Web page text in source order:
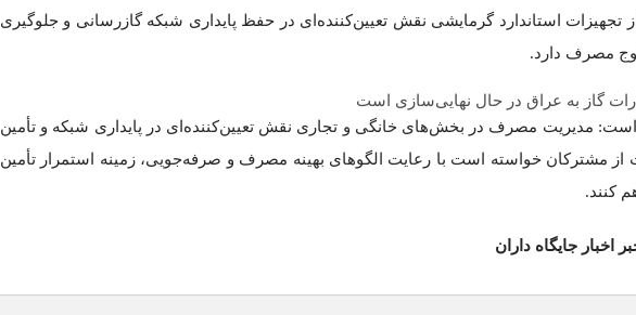
استاندارد گرمایشی نقش تعیین‌کننده‌ای در حفظ پایداری شبکه گازرسانی و جلوگیری
مصرف دارد.
گاز به عراق در حال نهایی‌سازی است
است: مدیریت مصرف در بخش‌های خانگی و تجاری نقش تعیین‌کننده‌ای در پایداری شبکه و تأمین
از مشترکان خواسته است با رعایت الگوهای بهینه مصرف و صرفه‌جویی، زمینه استمرار تأمین
کنند.
اخبار جایگاه داران